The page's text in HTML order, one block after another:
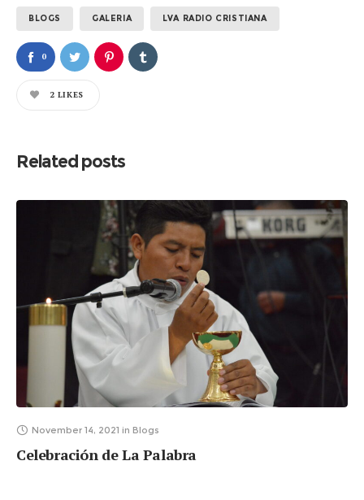
BLOGS GALERIA LVA RADIO CRISTIANA
0
2 LIKES
Related posts
November 14, 2021 in Blogs
Celebración de La Palabra